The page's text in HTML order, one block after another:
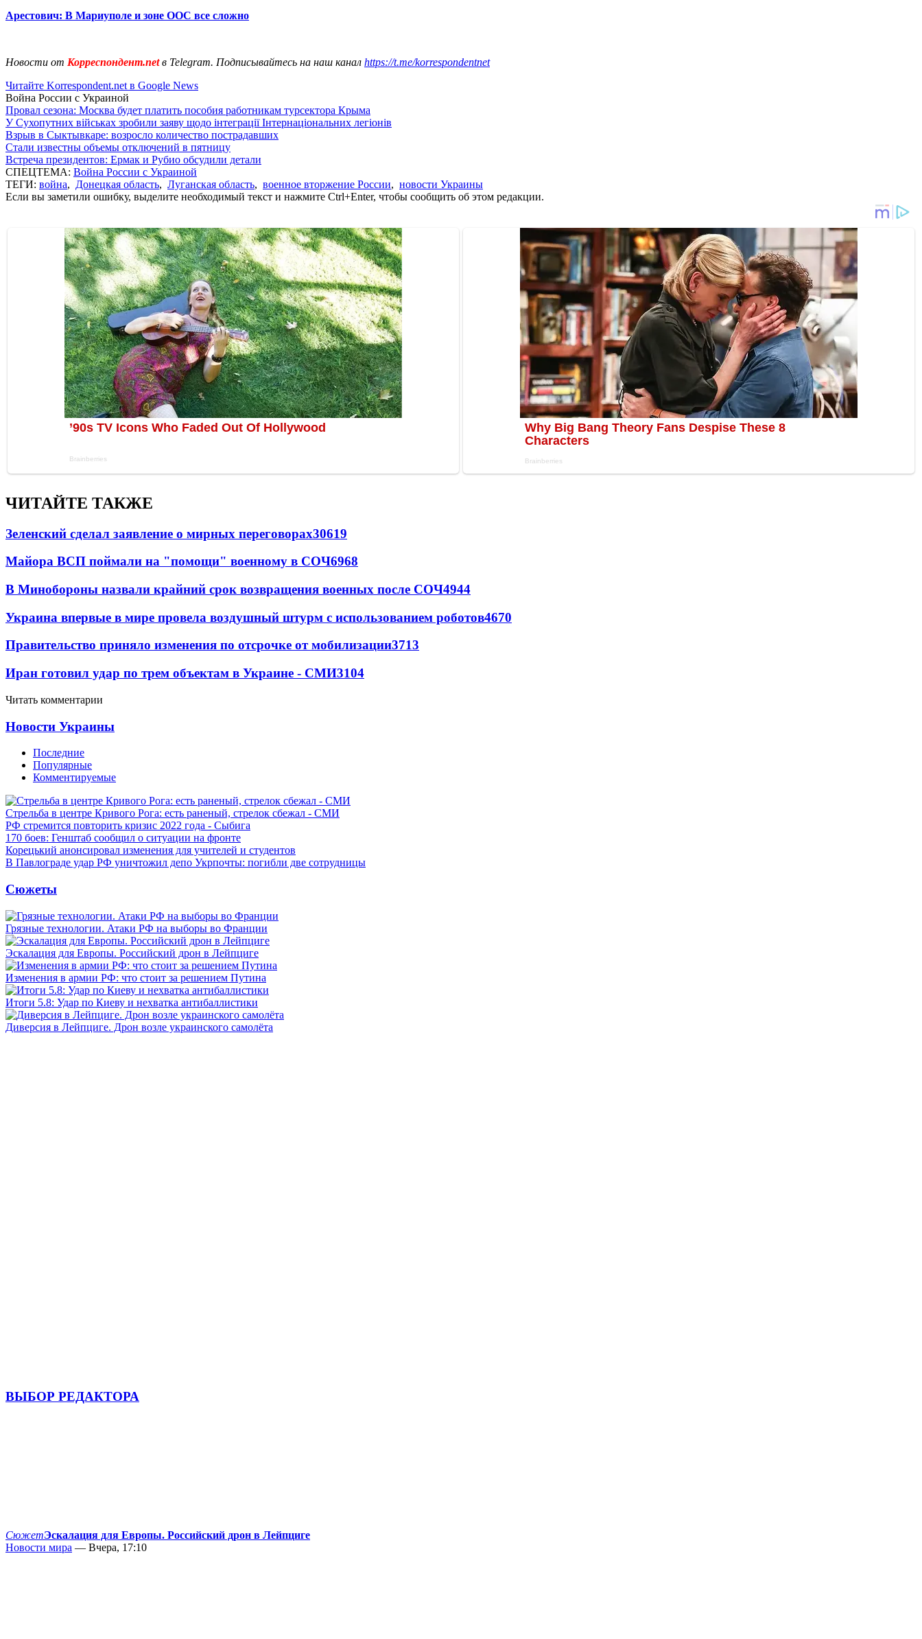
Арестович: В Мариуполе и зоне ООС все сложно
Новости от Корреспондент.netв Telegram. Подписывайтесь на наш канал https://t.me/korrespondentnet
Читайте Korrespondent.net в Google News
Война России с Украиной
Провал сезона: Москва будет платить пособия работникам турсектора Крыма
У Сухопутних військах зробили заяву щодо інтеграції Інтернаціональних легіонів
Взрыв в Сыктывкаре: возросло количество пострадавших
Стали известны объемы отключений в пятницу
Встреча президентов: Ермак и Рубио обсудили детали
СПЕЦТЕМА: Война России с Украиной
ТЕГИ: война, Донецкая область, Луганская область, военное вторжение России, новости Украины
Если вы заметили ошибку, выделите необходимый текст и нажмите Ctrl+Enter, чтобы сообщить об этом редакции.
ЧИТАЙТЕ ТАКЖЕ
Зеленский сделал заявление о мирных переговорах30619
Майора ВСП поймали на "помощи" военному в СОЧ6968
В Минобороны назвали крайний срок возвращения военных после СОЧ4944
Украина впервые в мире провела воздушный штурм с использованием роботов4670
Правительство приняло изменения по отсрочке от мобилизации3713
Иран готовил удар по трем объектам в Украине - СМИ3104
Читать комментарии
Новости Украины
Последние
Популярные
Комментируемые
Стрельба в центре Кривого Рога: есть раненый, стрелок сбежал - СМИ
РФ стремится повторить кризис 2022 года - Сыбига
170 боев: Генштаб сообщил о ситуации на фронте
Корецький анонсировал изменения для учителей и студентов
В Павлограде удар РФ уничтожил депо Укрпочты: погибли две сотрудницы
Сюжеты
Грязные технологии. Атаки РФ на выборы во Франции
Эскалация для Европы. Российский дрон в Лейпциге
Изменения в армии РФ: что стоит за решением Путина
Итоги 5.8: Удар по Киеву и нехватка антибаллистики
Диверсия в Лейпциге. Дрон возле украинского самолёта
ВЫБОР РЕДАКТОРА
СюжетЭскалация для Европы. Российский дрон в Лейпциге
Новости мира — Вчера, 17:10